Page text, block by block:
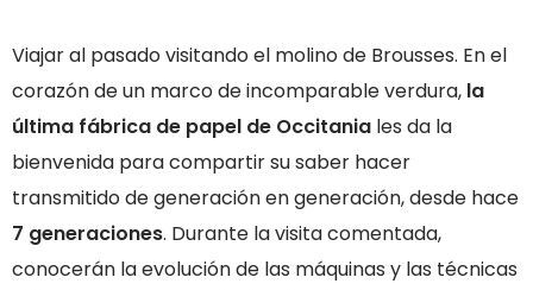
Viajar al pasado visitando el molino de Brousses. En el
corazón de un marco de incomparable verdura, la
última fábrica de papel de Occitania les da la
bienvenida para compartir su saber hacer
transmitido de generación en generación, desde hace
7 generaciones. Durante la visita comentada,
conocerán la evolución de las máquinas y las técnicas